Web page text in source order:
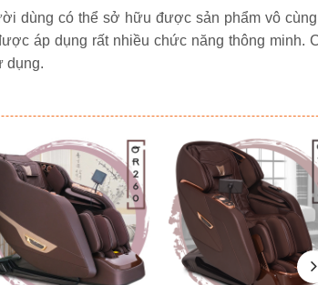
dùng có thể sở hữu được sản phẩm vô
áp dụng rất nhiều chức năng thông minh.
dụng.